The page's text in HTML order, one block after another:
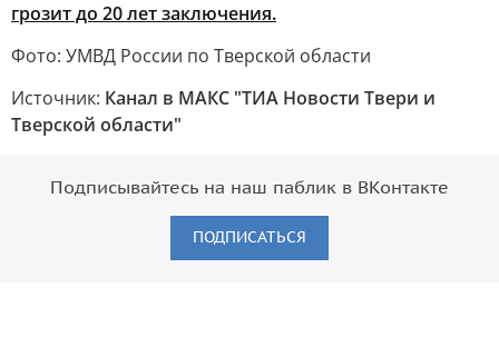
грозит до 20 лет заключения.
Фото: УМВД России по Тверской области
Источник: Канал в МАКС "ТИА Новости Твери и
Тверской области"
Подписывайтесь на наш паблик в ВКонтакте
ПОДПИСАТЬСЯ